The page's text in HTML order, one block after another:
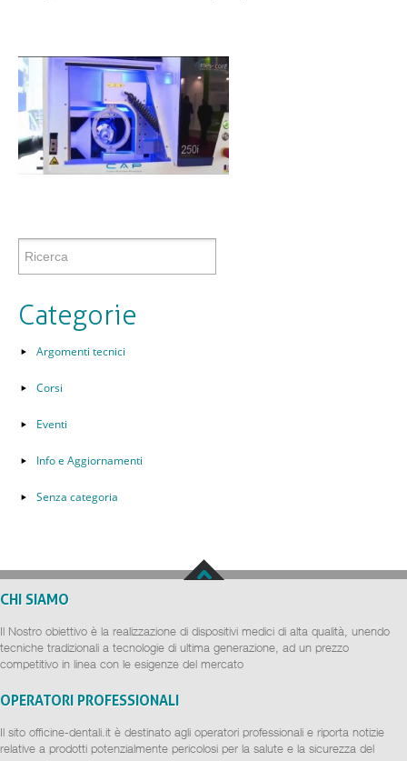
Categorie
Argomenti tecnici
Corsi
Eventi
Info e Aggiornamenti
Senza categoria
CHI SIAMO
Il Nostro obiettivo è la realizzazione di dispositivi medici di alta qualità, unendo
tecniche tradizionali a tecnologie di ultima generazione, ad un prezzo
competitivo in linea con le esigenze del mercato
OPERATORI PROFESSIONALI
Il sito officine-dentali.it è destinato agli operatori professionali e riporta notizie
relative a prodotti potenzialmente pericolosi per la salute e la sicurezza del